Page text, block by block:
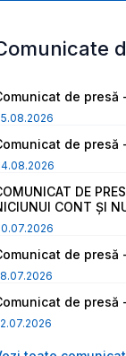
de presă
de presă
DE
CONT ȘI
de presă
de presă